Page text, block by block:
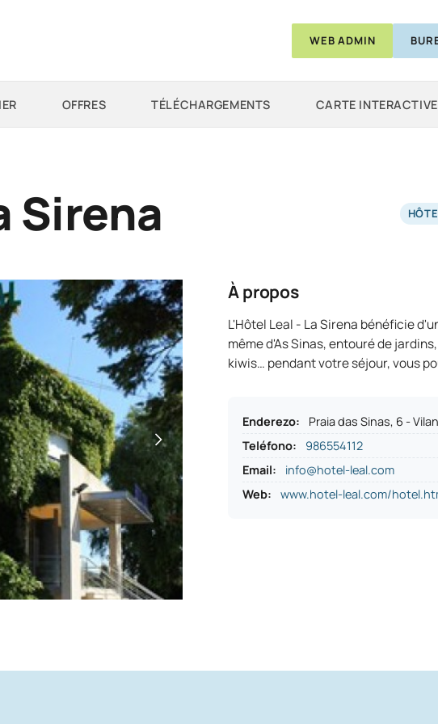
WEB ADMIN
OFFRES TÉLÉCHARGEMENTS CARTE INTERACTIVE
Sirena
À propos
L'Hôtel Leal - La Sirena bénéficie
même d'As Sinas, entouré de
kiwis… pendant votre séjour, vous
Enderezo:
Praia das Sinas, 6 -
Teléfono:
986554112
Email:
info@hotel-leal.com
Web:
www.hotel-leal.com/